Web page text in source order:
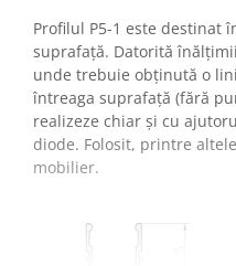
Cablu Fibra Optica LED
Profilul P5-1 este destinat
suprafață. Datorită
unde trebuie obținută o
întreaga suprafață (fără
realizeze chiar și cu
diode. Folosit, printre
mobilier.